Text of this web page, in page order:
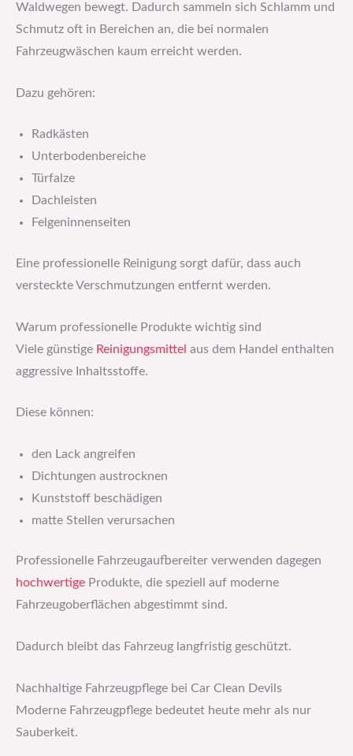
Waldwegen bewegt. Dadurch sammeln sich Schlamm und
Schmutz oft in Bereichen an, die bei normalen
Fahrzeugwäschen kaum erreicht werden.
Dazu gehören:
Radkästen
Unterbodenbereiche
Türfalze
Dachleisten
Felgeninnenseiten
Eine professionelle Reinigung sorgt dafür, dass auch
versteckte Verschmutzungen entfernt werden.
Warum professionelle Produkte wichtig sind
Viele günstige Reinigungsmittel aus dem Handel enthalten
aggressive Inhaltsstoffe.
Diese können:
den Lack angreifen
Dichtungen austrocknen
Kunststoff beschädigen
matte Stellen verursachen
Professionelle Fahrzeugaufbereiter verwenden dagegen
hochwertige Produkte, die speziell auf moderne
Fahrzeugoberflächen abgestimmt sind.
Dadurch bleibt das Fahrzeug langfristig geschützt.
Nachhaltige Fahrzeugpflege bei Car Clean Devils
Moderne Fahrzeugpflege bedeutet heute mehr als nur
Sauberkeit.